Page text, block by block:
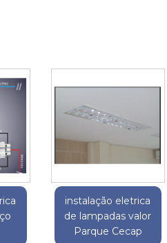
instalação eletrica
de lampadas valor
Parque Cecap